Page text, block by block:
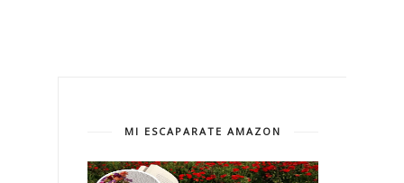
MI ESCAPARATE AMAZON